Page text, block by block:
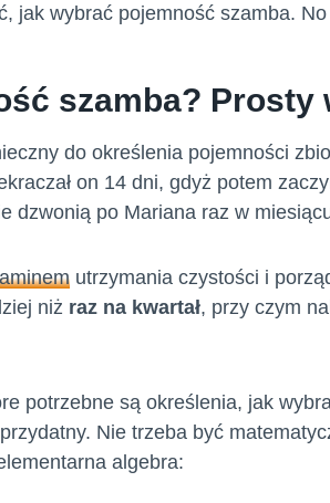
jak wybrać pojemność szamba.
szamba? Prosty
do określenia pojemności
on 14 dni, gdyż potem
dzwonią po Mariana raz w
utrzymania czystości i
niż raz na kwartał, przy czym
potrzebne są określenia, jak
Nie trzeba być
algebra: